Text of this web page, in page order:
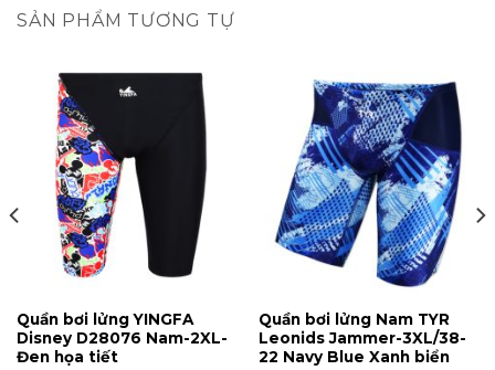
SẢN PHẨM TƯƠNG TỰ
Quần bơi lửng YINGFA
Disney D28076 Nam-2XL-
Đen họa tiết
Quần bơi lửng Nam TYR
Leonids Jammer-3XL/38-
22 Navy Blue Xanh biển